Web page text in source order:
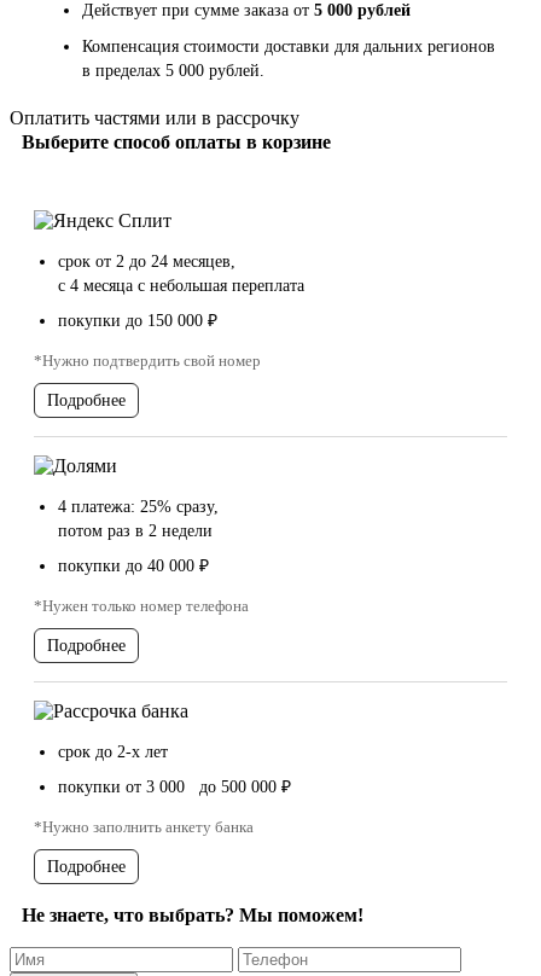
Действует при сумме заказа от 5 000 рублей
Компенсация стоимости доставки для дальних регионов
в пределах 5 000 рублей.
Оплатить частями или в рассрочку
Выберите способ оплаты в корзине
срок от 2 до 24 месяцев,
с 4 месяца с небольшая переплата
покупки до 150 000 ₽
*Нужно подтвердить свой номер
Подробнее
4 платежа: 25% сразу,
потом раз в 2 недели
покупки до 40 000 ₽
*Нужен только номер телефона
Подробнее
срок до 2-х лет
покупки от 3 000 до 500 000 ₽
*Нужно заполнить анкету банка
Подробнее
Не знаете, что выбрать? Мы поможем!